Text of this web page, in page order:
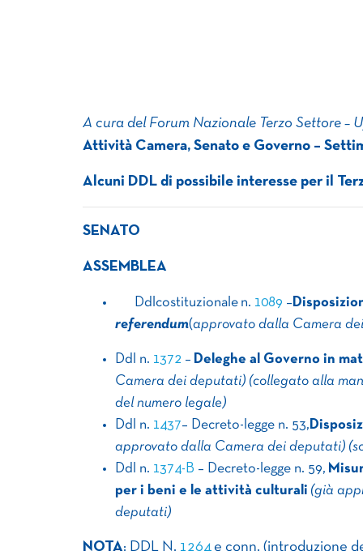
A cura del Forum Nazionale Terzo Settore –
Attività Camera, Senato e Governo –
Alcuni DDL di possibile interesse per il
SENATO
ASSEMBLEA
​ ​ ​ ​ ​ ​ ​Ddlcostituzionale n.​ 1089 ​ –
referendum(approvato dalla Camera
Ddl n.​ 1372 ​ – Deleghe al Governo in
Camera dei deputati) (collegato alla
del numero legale)
Ddl n. 1437– Decreto-legge n. 53,
approvato dalla Camera dei deputati)
Ddl n.​ 1374-B ​ – Decreto-legge n. 59,
per i beni e le attività culturali (già
deputati)
NOTA: DDL N. 1264 e conn. (introduzione